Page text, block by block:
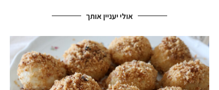
אולי יעניין אותך